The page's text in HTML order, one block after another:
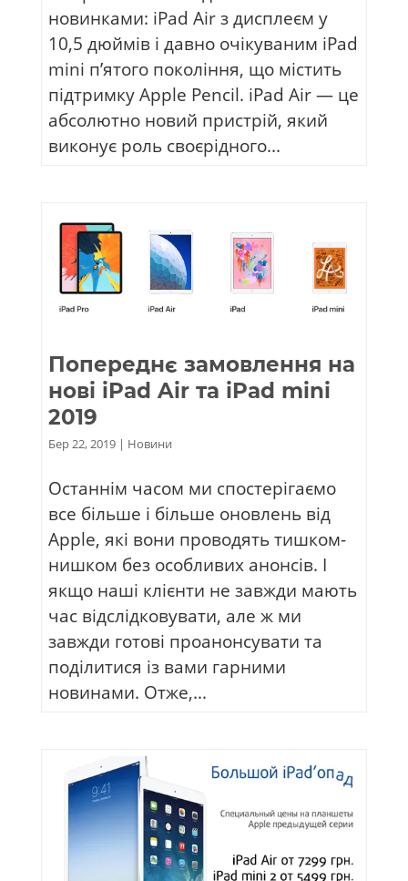
новинками: iPad Air з дисплеєм у
10,5 дюймів і давно очікуваним іPad
mini п’ятого покоління, що містить
підтримку Apple Pencil. іPad Air — це
абсолютно новий пристрій, який
виконує роль своєрідного...
Попереднє замовлення на
нові iPad Air та iPad mini
2019
Бер 22, 2019| Новини
Останнім часом ми спостерігаємо
все більше і більше оновлень від
Apple, які вони проводять тишком-
нишком без особливих анонсів. І
якщо наші клієнти не завжди мають
час відслідковувати, але ж ми
завжди готові проанонсувати та
поділитися із вами гарними
новинами. Отже,...